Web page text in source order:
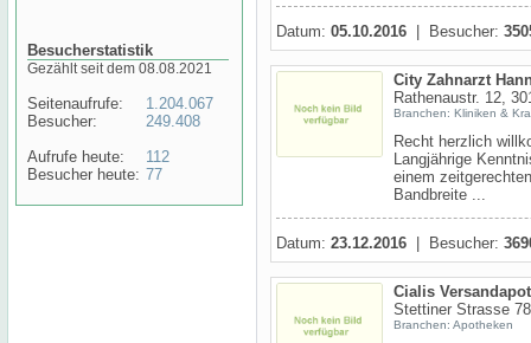
Besucherstatistik
Gezählt seit dem 08.08.2021
Seitenaufrufe:
Besucher:
Aufrufe heute:
Besucher heute:
1.204.067
249.408
112
77
Datum: 05.10.2016 | Besucher:
City Zahnarzt
Rathenaustr. 12,
Branchen: Kliniken &
Recht herzlich
Langjährige
einem
Bandbreite ...
Datum: 23.12.2016 | Besucher:
Cialis
Stettiner Strasse
Branchen: Apotheken